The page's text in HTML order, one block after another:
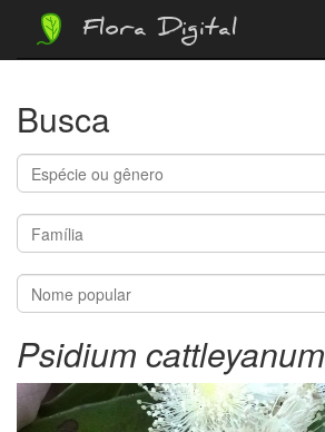
Flora Digital
Busca
Psidium cattleyanum